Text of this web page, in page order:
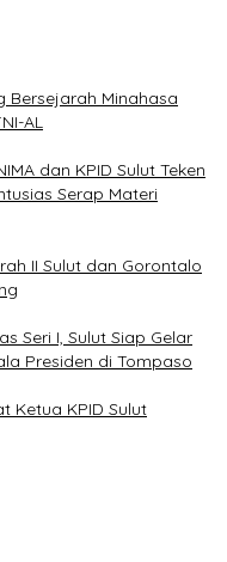
Bersejarah Minahasa
AL
dan KPID Sulut Teken
Serap Materi
II Sulut dan Gorontalo
Seri I, Sulut Siap Gelar
Presiden di Tompaso
Ketua KPID Sulut